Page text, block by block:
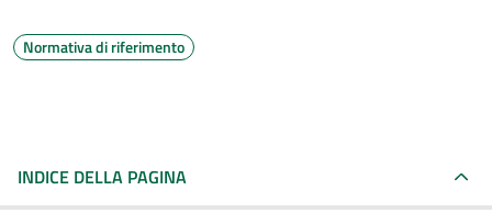
Normativa di riferimento
INDICE DELLA PAGINA